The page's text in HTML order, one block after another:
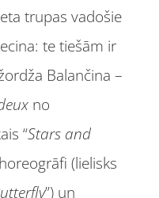
trupas vadošie
te tiešām ir
Balančina –
no
“Stars and
(lielisks
”) un